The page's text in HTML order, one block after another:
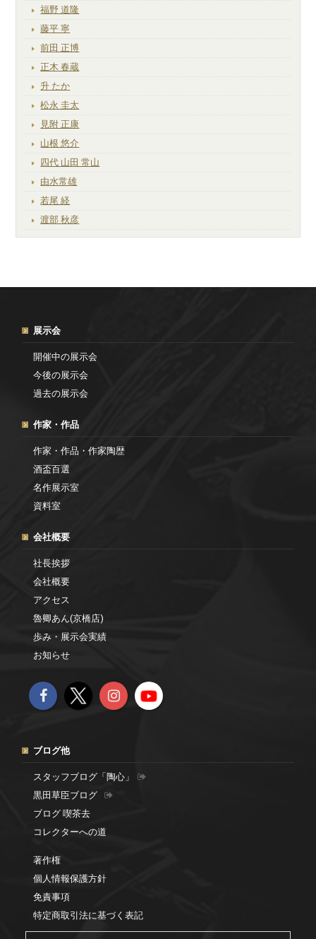
福野 道隆
藤平 寧
前田 正博
正木 春蔵
升 たか
松永 圭太
見附 正康
山根 悠介
四代 山田 常山
由水常雄
若尾 経
渡部 秋彦
展示会
開催中の展示会
今後の展示会
過去の展示会
作家・作品
作家・作品・作家陶歴
酒盃百選
名作展示室
資料室
会社概要
社長挨拶
会社概要
アクセス
魯卿あん(京橋店)
歩み・展示会実績
お知らせ
ブログ他
スタッフブログ「陶心」
黒田草臣ブログ
ブログ 喫茶去
コレクターへの道
著作権
個人情報保護方針
免責事項
特定商取引法に基づく表記